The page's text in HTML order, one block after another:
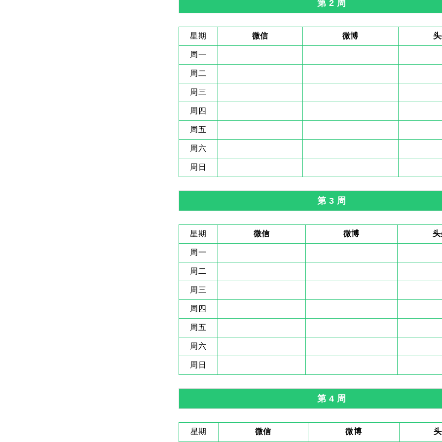
第 2 周
星期 微信 微博
周一
周二
周三
周四
周五
周六
周日
第 3 周
星期 微信 微博
周一
周二
周三
周四
周五
周六
周日
第 4 周
星期 微信 微博